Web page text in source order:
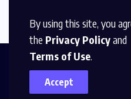
By using this site, you
the Privacy Policyand
Terms of Use.
Accept